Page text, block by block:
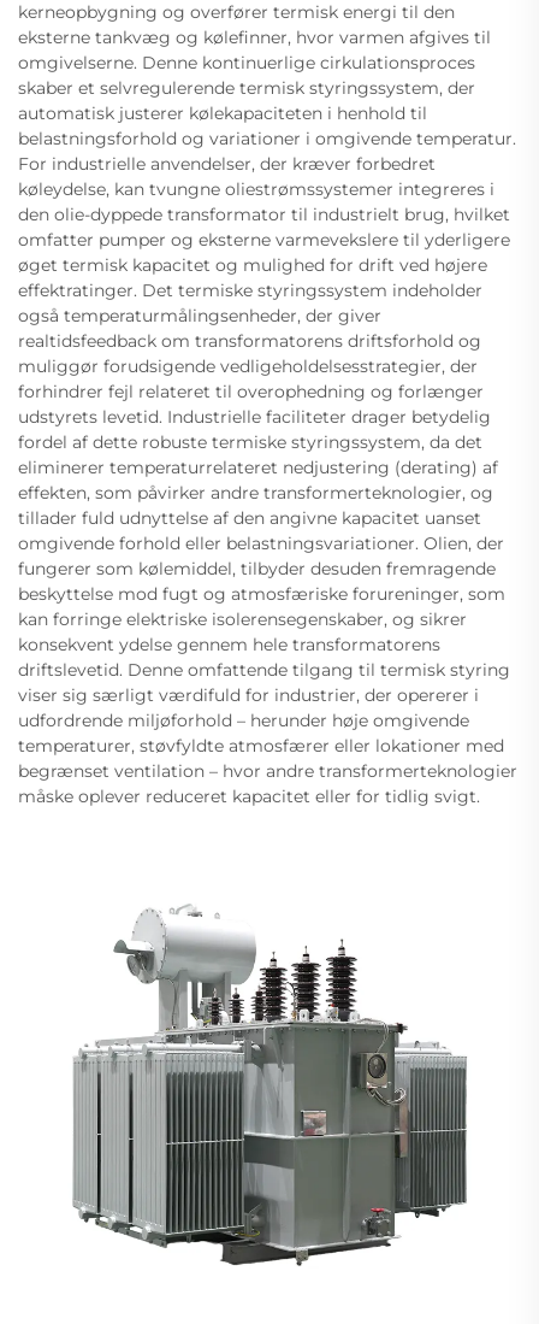
kerneopbygning og overfører termisk energi til den
eksterne tankvæg og kølefinner, hvor varmen afgives til
omgivelserne. Denne kontinuerlige cirkulationsproces
skaber et selvregulerende termisk styringssystem, der
automatisk justerer kølekapaciteten i henhold til
belastningsforhold og variationer i omgivende temperatur.
For industrielle anvendelser, der kræver forbedret
køleydelse, kan tvungne oliestrømssystemer integreres i
den olie-dyppede transformator til industrielt brug, hvilket
omfatter pumper og eksterne varmevekslere til yderligere
øget termisk kapacitet og mulighed for drift ved højere
effektratinger. Det termiske styringssystem indeholder
også temperaturmålingsenheder, der giver
realtidsfeedback om transformatorens driftsforhold og
muliggør forudsigende vedligeholdelsesstrategier, der
forhindrer fejl relateret til overophedning og forlænger
udstyrets levetid. Industrielle faciliteter drager betydelig
fordel af dette robuste termiske styringssystem, da det
eliminerer temperaturrelateret nedjustering (derating) af
effekten, som påvirker andre transformerteknologier, og
tillader fuld udnyttelse af den angivne kapacitet uanset
omgivende forhold eller belastningsvariationer. Olien, der
fungerer som kølemiddel, tilbyder desuden fremragende
beskyttelse mod fugt og atmosfæriske forureninger, som
kan forringe elektriske isolerensegenskaber, og sikrer
konsekvent ydelse gennem hele transformatorens
driftslevetid. Denne omfattende tilgang til termisk styring
viser sig særligt værdifuld for industrier, der opererer i
udfordrende miljøforhold – herunder høje omgivende
temperaturer, støvfyldte atmosfærer eller lokationer med
begrænset ventilation – hvor andre transformerteknologier
måske oplever reduceret kapacitet eller for tidlig svigt.